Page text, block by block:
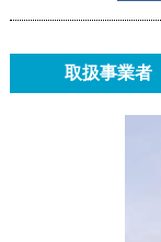
取扱事業者